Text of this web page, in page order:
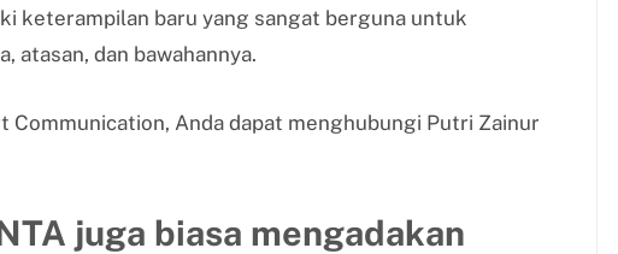
keterampilan baru yang sangat berguna untuk
atasan, dan bawahannya.
Communication, Anda dapat menghubungi Putri Zainur
juga biasa mengadakan